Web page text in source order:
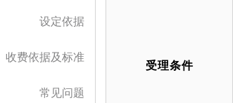
设定依据
收费依据及标准
常见问题
受理条件